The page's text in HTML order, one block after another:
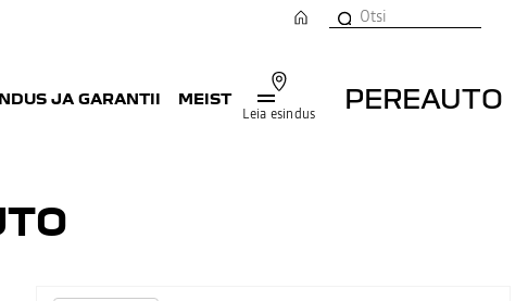
Leia esindus
PEREAUTO
JA GARANTII MEIST